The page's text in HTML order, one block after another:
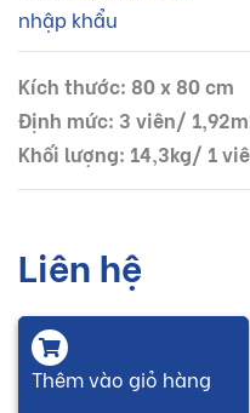
nhập khẩu
Kích thước: 80 x 80 cm
Định mức: 3 viên/
Khối lượng: 14,3kg/ 1
Liên hệ
Thêm vào giỏ hàng